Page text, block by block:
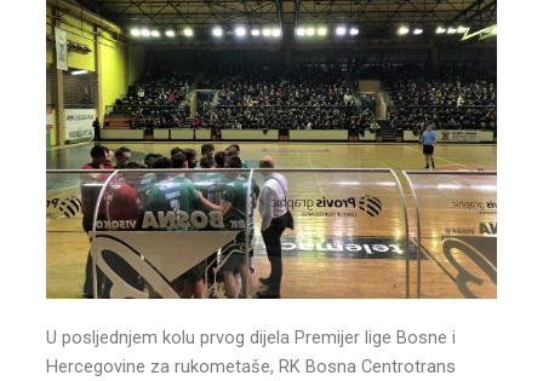
U posljednjem kolu prvog dijela Premijer lige Bosne i
Hercegovine za rukometaše, RK Bosna Centrotrans